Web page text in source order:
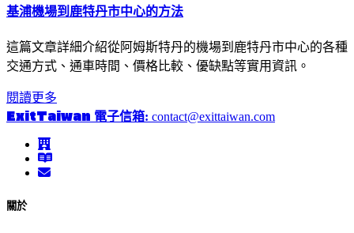
基浦機場到鹿特丹市中心的方法
這篇文章詳細介紹從阿姆斯特丹的機場到鹿特丹市中心的各種
交通方式、通車時間、價格比較、優缺點等實用資訊。
閱讀更多
ExitTaiwan 電子信箱: contact@exittaiwan.com
關於